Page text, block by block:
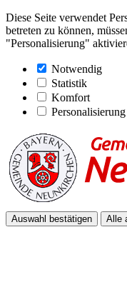
Diese Seite verwendet
betreten zu können,
"Personalisierung"
Notwendig
Statistik
Komfort
Personalisierung
Auswahl bestätigen Alle